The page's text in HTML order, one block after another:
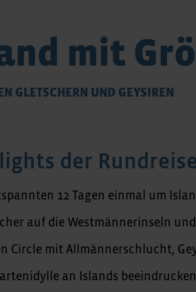
mit
GLETSCHERN UND GEYSIREN
der Rundreise
12 Tagen einmal um
auf die Westmännerinseln
Circle mit Allmännerschlucht,
an Islands